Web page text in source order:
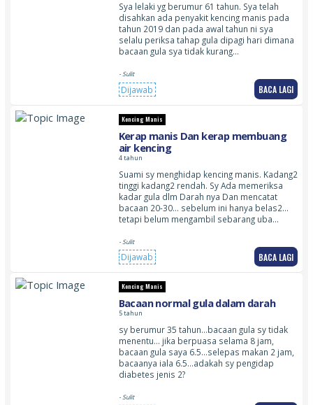
Sya lelaki yg berumur 61 tahun. Sya telah
disahkan ada penyakit kencing manis pada
tahun 2019 dan pada awal tahun ni sya
selalu periksa tahap gula dipagi hari dimana
bacaan gula sya tidak kurang…
- Sulit
Dijawab BACA LAGI
Kencing Manis
Kerap manis Dan kerap membuang
air kencing
4 tahun
Suami sy menghidap kencing manis. Kadang2
tinggi kadang2 rendah. Sy Ada memeriksa
kadar gula dlm Darah nya Dan mencatat
bacaan 20-30… sebelum ini hanya belas2…
tetapi belum mengambil sebarang uba…
- Sulit
Dijawab BACA LAGI
Kencing Manis
Bacaan normal gula dalam darah
5 tahun
sy berumur 35 tahun…bacaan gula sy tidak
menentu… jika berpuasa selama 8 jam,
bacaan gula saya 6.5…selepas makan 2 jam,
bacaanya iala 6.5…adakah sy pengidap
diabetes jenis 2?
- Sulit